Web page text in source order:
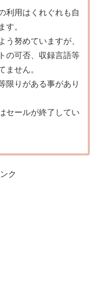
利用はくれぐれも自
す。
う努めていますが、
の可否、収録言語等
ません。
限りがある事があり
セールが終了してい
ク